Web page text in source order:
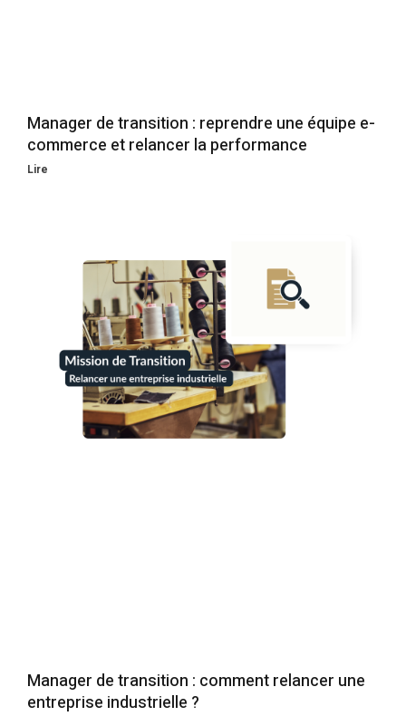
Manager de transition : reprendre une équipe e-
commerce et relancer la performance
Lire
Manager de transition : comment relancer une
entreprise industrielle ?